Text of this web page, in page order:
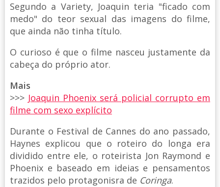
Segundo a Variety, Joaquin teria "ficado com
medo" do teor sexual das imagens do filme,
que ainda não tinha título.
O curioso é que o filme nasceu justamente da
cabeça do próprio ator.
Mais
>>> Joaquin Phoenix será policial corrupto em
filme com sexo explícito
Durante o Festival de Cannes do ano passado,
Haynes explicou que o roteiro do longa era
dividido entre ele, o roteirista Jon Raymond e
Phoenix e baseado em ideias e pensamentos
trazidos pelo protagonisra de Coringa.